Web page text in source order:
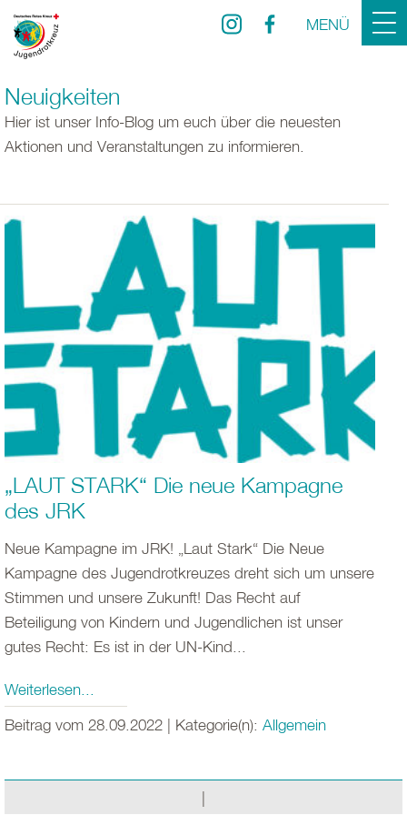
MENÜ
Neuigkeiten
Hier ist unser Info-Blog um euch über die neuesten
Aktionen und Veranstaltungen zu informieren.
„LAUT STARK“ Die neue Kampagne
des JRK
Neue Kampagne im JRK! „Laut Stark“ Die Neue
Kampagne des Jugendrotkreuzes dreht sich um unsere
Stimmen und unsere Zukunft! Das Recht auf
Beteiligung von Kindern und Jugendlichen ist unser
gutes Recht: Es ist in der UN-Kind...
Weiterlesen...
Beitrag vom 28.09.2022 | Kategorie(n): Allgemein
|